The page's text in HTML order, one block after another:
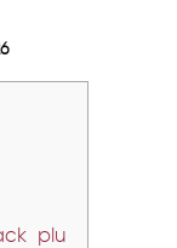
plu